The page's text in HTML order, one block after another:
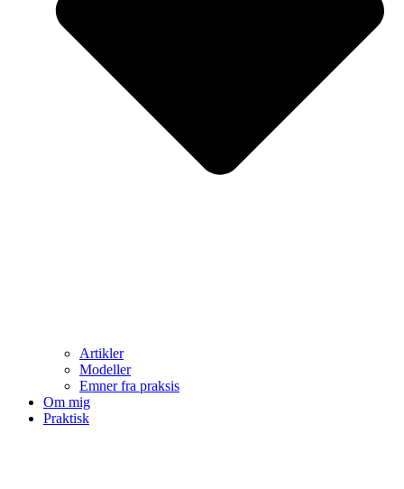
Artikler
Modeller
Emner fra praksis
Om mig
Praktisk